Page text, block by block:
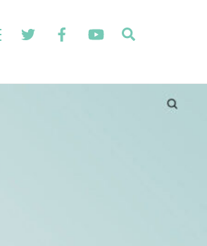
Search
Widgets